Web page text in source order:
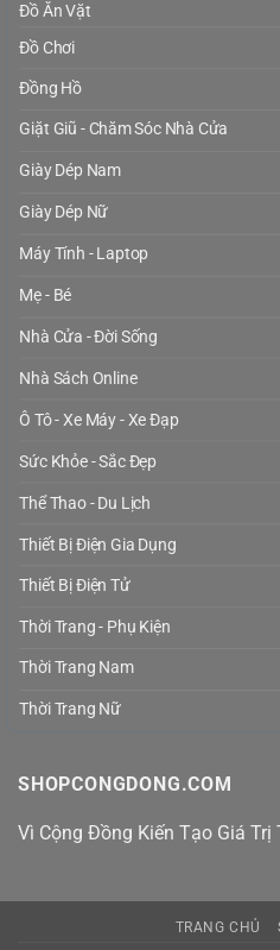
Đồ Ăn Vặt
Đồ Chơi
Đồng Hồ
Giặt Giũ - Chăm Sóc Nhà Cửa
Giày Dép Nam
Giày Dép Nữ
Máy Tính - Laptop
Mẹ - Bé
Nhà Cửa - Đời Sống
Nhà Sách Online
Ô Tô - Xe Máy - Xe Đạp
Sức Khỏe - Sắc Đẹp
Thể Thao - Du Lịch
Thiết Bị Điện Gia Dụng
Thiết Bị Điện Tử
Thời Trang - Phụ Kiện
Thời Trang Nam
Thời Trang Nữ
SHOPCONGDONG.COM
Vì Cộng Đồng Kiến Tạo Giá Trị
TRANG CHỦ